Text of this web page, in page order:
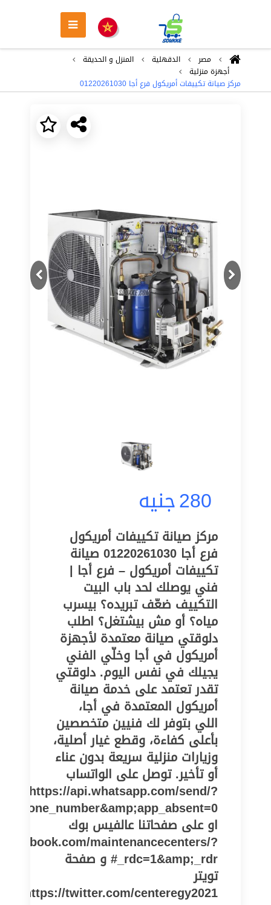
مصر الدقهلية
المنزل و الحديقة
أجهزة منزلية
مركز صيانة تكييفات أمريكول فرع أجا 01220261030
Previous
Next
280جنيه
مركز صيانة تكييفات أمريكول
فرع أجا 01220261030 صيانة
تكييفات أمريكول – فرع أجا |
فني يوصلك لحد باب البيت
التكييف ضعّف تبريده؟ بيسرب
مياه؟ أو مش بيشتغل؟ اطلب
دلوقتي صيانة معتمدة لأجهزة
أمريكول في أجا وخلّي الفني
يجيلك في نفس اليوم. دلوقتي
تقدر تعتمد على خدمة صيانة
أمريكول المعتمدة في أجا،
اللي بتوفر لك فنيين متخصصين
بأعلى كفاءة، وقطع غيار أصلية،
وزيارات منزلية سريعة بدون عناء
أو تأخير. توصل على الواتساب
https://api.whatsapp.com/send/?
او على صفحاتنا عالفيس بوك
maintenancecenters/?
_rdc=1&amp;_rdr# و صفحة
تويتر
https://twitter.com/centeregy2021